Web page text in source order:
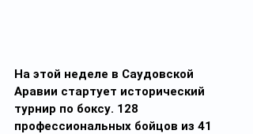
На этой неделе в Саудовской
Аравии стартует исторический
турнир по боксу. 128
профессиональных бойцов из 41